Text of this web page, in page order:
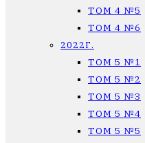
ТОМ 4 №5
ТОМ 4 №6
2022Г.
ТОМ 5 №1
ТОМ 5 №2
ТОМ 5 №3
ТОМ 5 №4
ТОМ 5 №5